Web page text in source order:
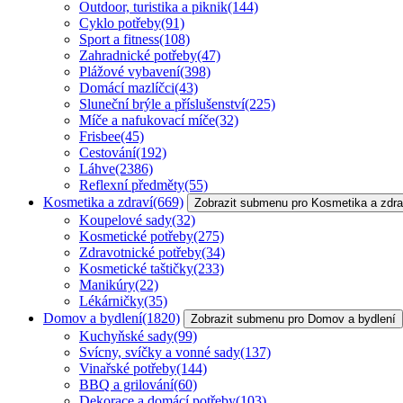
Outdoor, turistika a piknik(144)
Cyklo potřeby(91)
Sport a fitness(108)
Zahradnické potřeby(47)
Plážové vybavení(398)
Domácí mazlíčci(43)
Sluneční brýle a příslušenství(225)
Míče a nafukovací míče(32)
Frisbee(45)
Cestování(192)
Láhve(2386)
Reflexní předměty(55)
Kosmetika a zdraví(669) Zobrazit submenu pro Kosmetika a
Koupelové sady(32)
Kosmetické potřeby(275)
Zdravotnické potřeby(34)
Kosmetické taštičky(233)
Manikúry(22)
Lékárničky(35)
Domov a bydlení(1820) Zobrazit submenu pro Domov a bydlení
Kuchyňské sady(99)
Svícny, svíčky a vonné sady(137)
Vinařské potřeby(144)
BBQ a grilování(60)